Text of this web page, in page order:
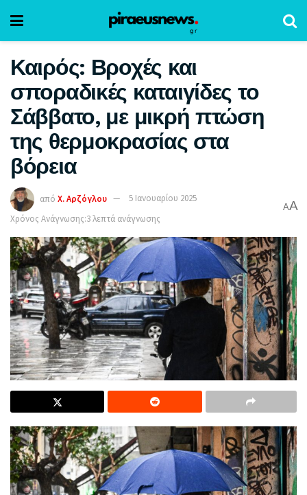
Καιρός: Βροχές και
σποραδικές καταιγίδες το
Σάββατο, με μικρή πτώση
της θερμοκρασίας στα
βόρεια
από Χ. Αρζόγλου
5 Ιανουαρίου 2025
Χρόνος Ανάγνωσης:3 λεπτά ανάγνωσης
AA